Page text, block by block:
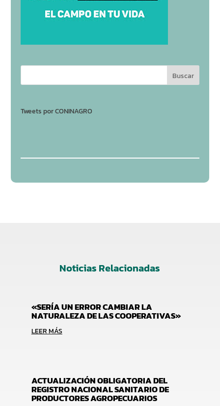
Tweets por CONINAGRO
Noticias Relacionadas
«SERÍA UN ERROR CAMBIAR LA
NATURALEZA DE LAS COOPERATIVAS»
LEER MÁS
ACTUALIZACIÓN OBLIGATORIA DEL
REGISTRO NACIONAL SANITARIO DE
PRODUCTORES AGROPECUARIOS